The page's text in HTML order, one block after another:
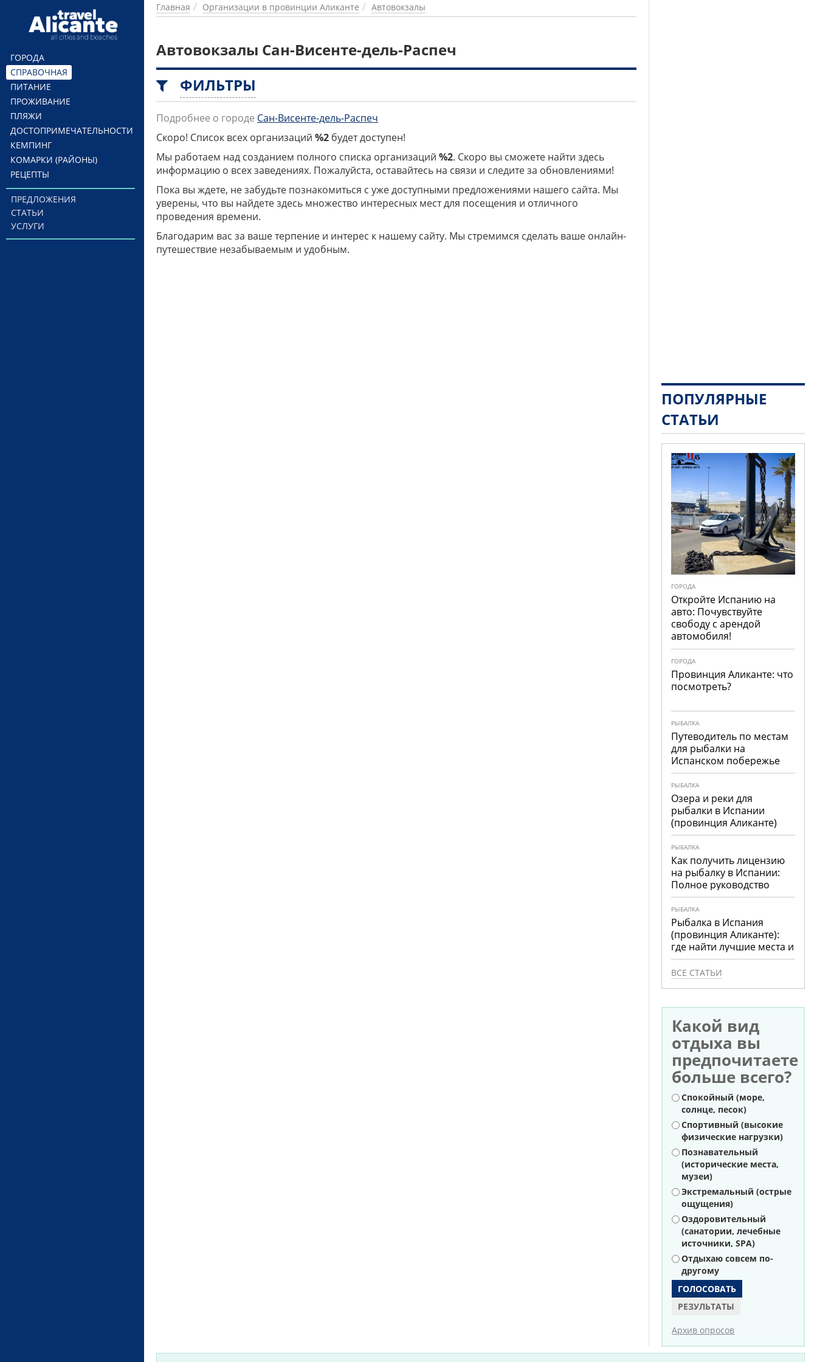
Перейти к основному содержанию
ГОРОДА
СПРАВОЧНАЯ
ПИТАНИЕ
ПРОЖИВАНИЕ
ПЛЯЖИ
ДОСТОПРИМЕЧАТЕЛЬНОСТИ
КЕМПИНГ
КОМАРКИ (РАЙОНЫ)
РЕЦЕПТЫ
ПРЕДЛОЖЕНИЯ
СТАТЬИ
УСЛУГИ
Главная Организации в провинции Аликанте Автовокзалы
Автовокзалы Сан-Висенте-дель-Распеч
ФИЛЬТРЫ
Подробнее о городе Сан-Висенте-дель-Распеч
Скоро! Список всех организаций %2 будет доступен!
Мы работаем над созданием полного списка организаций %2. Скоро вы сможете найти здесь
информацию о всех заведениях. Пожалуйста, оставайтесь на связи и следите за обновлениями!
Пока вы ждете, не забудьте познакомиться с уже доступными предложениями нашего сайта. Мы
уверены, что вы найдете здесь множество интересных мест для посещения и отличного
проведения времени.
Благодарим вас за ваше терпение и интерес к нашему сайту. Мы стремимся сделать ваше онлайн-
путешествие незабываемым и удобным.
ПОПУЛЯРНЫЕ
СТАТЬИ
ГОРОДА
Откройте Испанию на
авто: Почувствуйте
свободу с арендой
автомобиля!
ГОРОДА
Провинция Аликанте: что
посмотреть?
РЫБАЛКА
Путеводитель по местам
для рыбалки на
Испанском побережье
РЫБАЛКА
Озера и реки для
рыбалки в Испании
(провинция Аликанте)
РЫБАЛКА
Как получить лицензию
на рыбалку в Испании:
Полное руководство
РЫБАЛКА
Рыбалка в Испания
(провинция Аликанте):
где найти лучшие места и
что ловить
ВСЕ СТАТЬИ
Какой вид
отдыха вы
предпочитаете
больше всего?
Варианты
Спокойный (море,
солнце, песок)
Спортивный (высокие
физические нагрузки)
Познавательный
(исторические места,
музеи)
Экстремальный (острые
ощущения)
Оздоровительный
(санатории, лечебные
источники, SPA)
Отдыхаю совсем по-
другому
РЕЗУЛЬТАТЫ
Архив опросов